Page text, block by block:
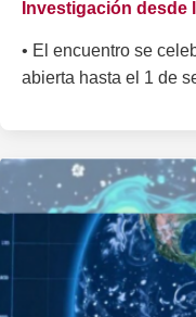
Investigación desde
• El encuentro se
abierta hasta el 1 de